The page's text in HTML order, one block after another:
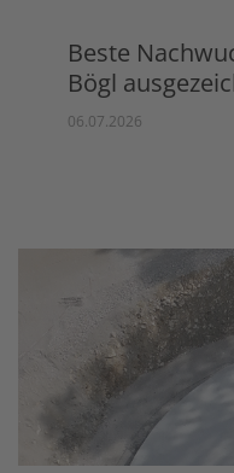
Beste
Bögl
06.07.2026